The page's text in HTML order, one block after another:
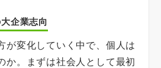
企業志向
が変化していく中で、個人は
か。まずは社会人として最初